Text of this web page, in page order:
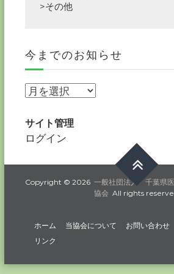
>その他
今までのお知らせ
今
で
の
知
ら
サイト管理
ログイン
Copyright © 2026一般社団法人 千葉県
協会 All rights
ホーム 当協会について お問い合わせ
リンク